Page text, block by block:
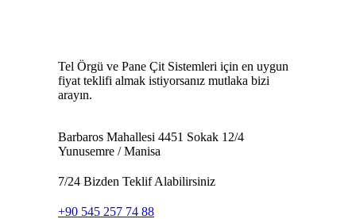
Tel Örgü ve Pane Çit Sistemleri için en uygun
fiyat teklifi almak istiyorsanız mutlaka bizi
arayın.
Barbaros Mahallesi 4451 Sokak 12/4
Yunusemre / Manisa
7/24 Bizden Teklif Alabilirsiniz
+90 545 257 74 88